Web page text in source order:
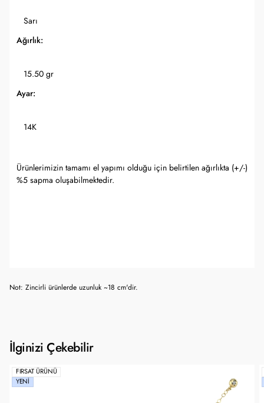
Sarı
Ağırlık:
15.50 gr
Ayar:
14K
Ürünlerimizin tamamı el yapımı olduğu için belirtilen ağırlıkta (+/-)
%5 sapma oluşabilmektedir.
Not: Zincirli ürünlerde uzunluk ~18 cm'dir.
İlginizi Çekebilir
FIRSAT ÜRÜNÜ
YENI